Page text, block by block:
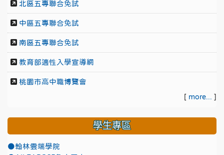
北區五專聯合免試
中區五專聯合免試
南區五專聯合免試
教育部適性入學宣導網
桃園市高中職博覽會
[ more... ]
學生專區
●翰林雲端學院